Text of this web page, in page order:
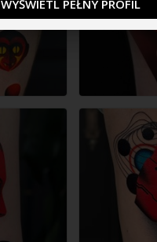
WYŚWIETL PEŁNY PROFIL